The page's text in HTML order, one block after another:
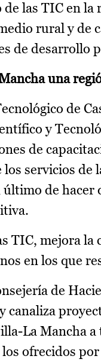
las TIC en
rural y de
de desarrollo
una
de
y
de
los servicios
de hacer
TIC, mejora
en los que
de
canaliza
La Mancha
ofrecidos